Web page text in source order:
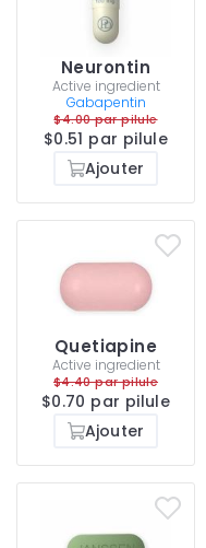
Neurontin
Active ingredient
Gabapentin
$4.00 par pilule
$0.51 par pilule
Ajouter
Quetiapine
Active ingredient
$4.40 par pilule
$0.70 par pilule
Ajouter